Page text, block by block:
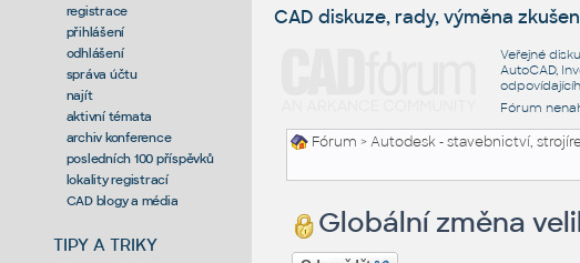
registrace
přihlášení
odhlášení
správa účtu
najít
aktivní témata
archiv konference
posledních 100 příspěvků
lokality registrací
CAD blogy a média
TIPY A TRIKY
CAD diskuze, rady, výměna
Veřejné
AutoCAD,
Fórum
Fórum >Autodesk - stavebnictví,
Globální změna